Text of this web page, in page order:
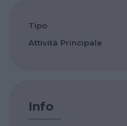
Tipo
Attività Principale
Info